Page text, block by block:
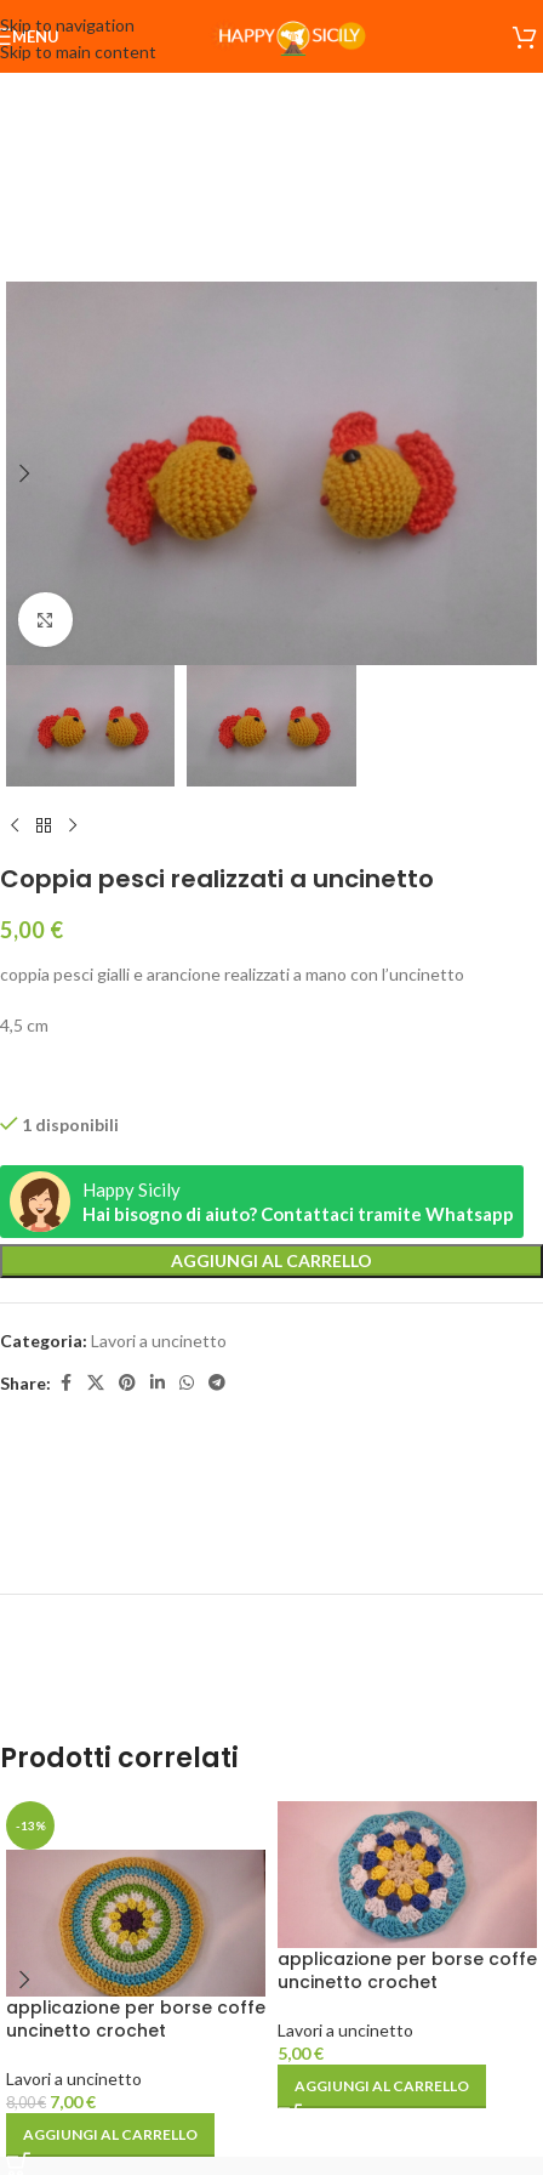
Skip to navigation
Skip to main content
MENU
Click to enlarge
Coppia pesci realizzati a uncinetto
5,00 €
coppia pesci gialli e arancione realizzati a mano con l’uncinetto
4,5 cm
1 disponibili
Happy Sicily
Hai bisogno di aiuto? Contattaci tramite Whatsapp
AGGIUNGI AL CARRELLO
Categoria: Lavori a uncinetto
Share:
Prodotti correlati
-13%
applicazione per borse coffe
uncinetto crochet
Lavori a uncinetto
8,00€ 7,00€
AGGIUNGI AL CARRELLO
applicazione per borse coffe
uncinetto crochet
Lavori a uncinetto
5,00€
AGGIUNGI AL CARRELLO